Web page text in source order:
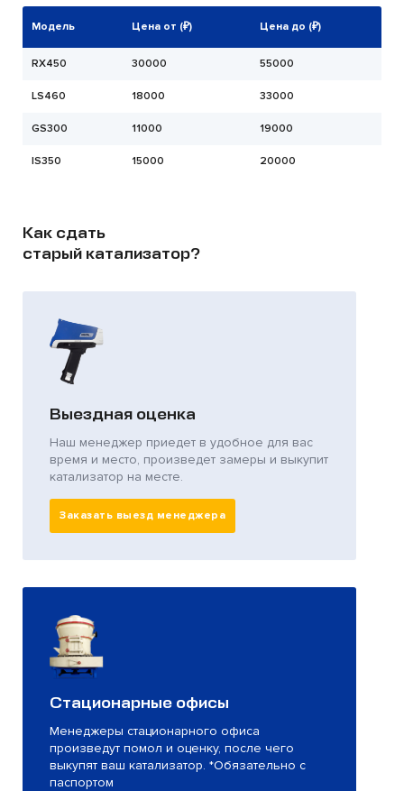
Модель Цена от (₽) Цена до (₽)
RX450 30000 55000
LS460 18000 33000
GS300 11000 19000
IS350 15000 20000
Как сдать
старый катализатор?
Выездная оценка
Наш менеджер приедет в удобное для вас
время и место, произведет замеры и выкупит
катализатор на месте.
Заказать выезд менеджера
Стационарные офисы
Менеджеры стационарного офиса
произведут помол и оценку, после чего
выкупят ваш катализатор. *Обязательно с
паспортом